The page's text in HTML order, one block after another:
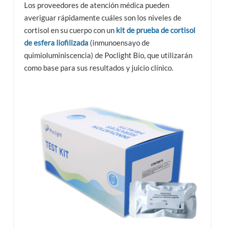
Los proveedores de atención médica pueden
averiguar rápidamente cuáles son los niveles de
cortisol en su cuerpo con un kit de prueba de cortisol
de esfera liofilizada(inmunoensayo de
quimioluminiscencia) de Poclight Bio, que utilizarán
como base para sus resultados y juicio clínico.